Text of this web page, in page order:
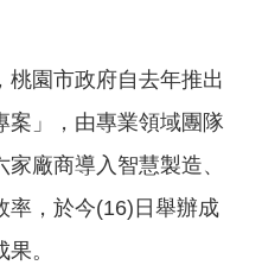
桃園市政府自去年推出
案」，由專業領域團隊
廠商導入智慧製造、
率，於今(16)日舉辦成
。